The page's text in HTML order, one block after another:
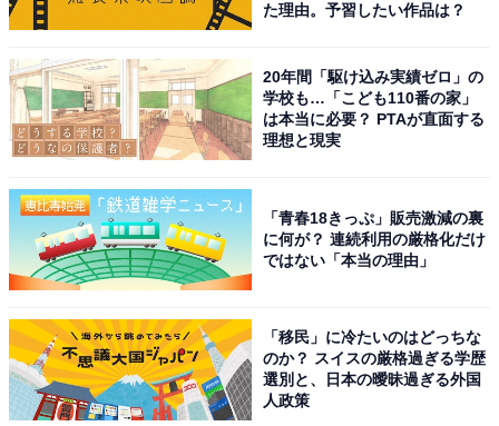
た理由。予習したい作品は？
20年間「駆け込み実績ゼロ」の
学校も…「こども110番の家」
は本当に必要？ PTAが直面する
理想と現実
「青春18きっぷ」販売激減の裏
に何が？ 連続利用の厳格化だけ
ではない「本当の理由」
「移民」に冷たいのはどっちな
のか？ スイスの厳格過ぎる学歴
選別と、日本の曖昧過ぎる外国
人政策